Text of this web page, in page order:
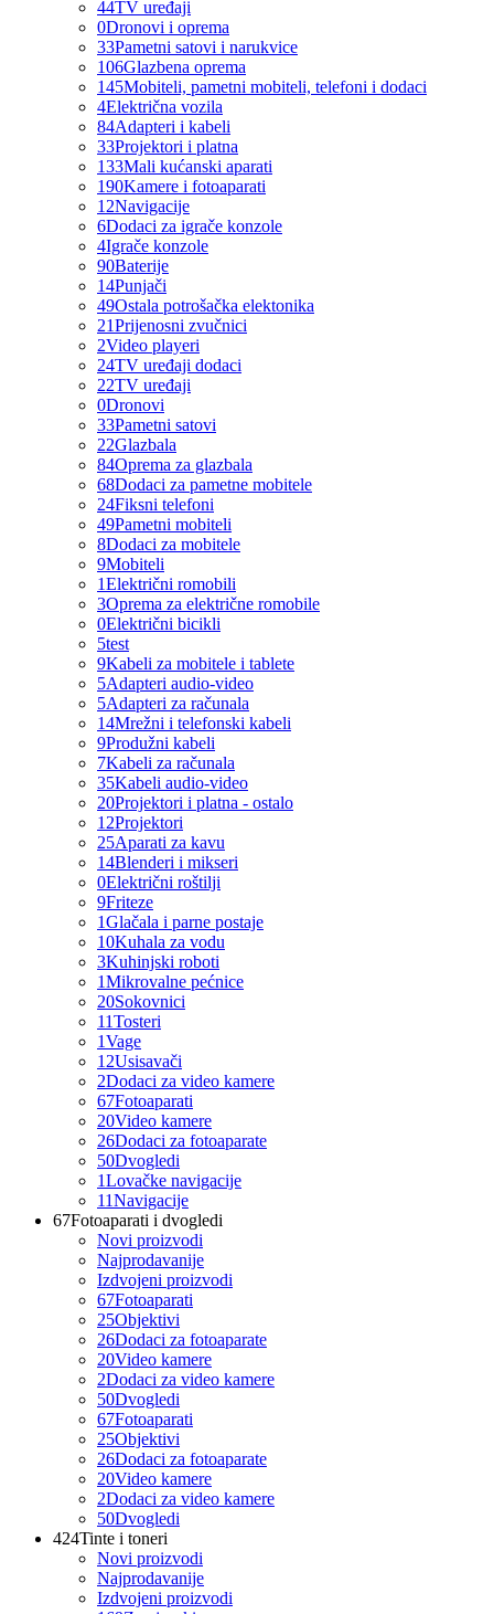
44TV uređaji
0Dronovi i oprema
33Pametni satovi i narukvice
106Glazbena oprema
145Mobiteli, pametni mobiteli, telefoni i dodaci
4Električna vozila
84Adapteri i kabeli
33Projektori i platna
133Mali kućanski aparati
190Kamere i fotoaparati
12Navigacije
6Dodaci za igrače konzole
4Igrače konzole
90Baterije
14Punjači
49Ostala potrošačka elektonika
21Prijenosni zvučnici
2Video playeri
24TV uređaji dodaci
22TV uređaji
0Dronovi
33Pametni satovi
22Glazbala
84Oprema za glazbala
68Dodaci za pametne mobitele
24Fiksni telefoni
49Pametni mobiteli
8Dodaci za mobitele
9Mobiteli
1Električni romobili
3Oprema za električne romobile
0Električni bicikli
5test
9Kabeli za mobitele i tablete
5Adapteri audio-video
5Adapteri za računala
14Mrežni i telefonski kabeli
9Produžni kabeli
7Kabeli za računala
35Kabeli audio-video
20Projektori i platna - ostalo
12Projektori
25Aparati za kavu
14Blenderi i mikseri
0Električni roštilji
9Friteze
1Glačala i parne postaje
10Kuhala za vodu
3Kuhinjski roboti
1Mikrovalne pećnice
20Sokovnici
11Tosteri
1Vage
12Usisavači
2Dodaci za video kamere
67Fotoaparati
20Video kamere
26Dodaci za fotoaparate
50Dvogledi
1Lovačke navigacije
11Navigacije
67Fotoaparati i dvogledi
Novi proizvodi
Najprodavanije
Izdvojeni proizvodi
67Fotoaparati
25Objektivi
26Dodaci za fotoaparate
20Video kamere
2Dodaci za video kamere
50Dvogledi
67Fotoaparati
25Objektivi
26Dodaci za fotoaparate
20Video kamere
2Dodaci za video kamere
50Dvogledi
424Tinte i toneri
Novi proizvodi
Najprodavanije
Izdvojeni proizvodi